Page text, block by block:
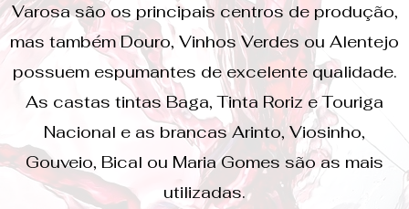
Varosa são os principais centros de produção,
mas também Douro, Vinhos Verdes ou Alentejo
possuem espumantes de excelente qualidade.
As castas tintas Baga, Tinta Roriz e Touriga
Nacional e as brancas Arinto, Viosinho,
Gouveio, Bical ou Maria Gomes são as mais
utilizadas.